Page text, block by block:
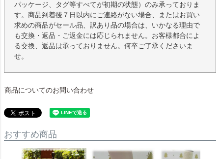
パッケージ、タグ等すべてが初期の状態）のみ承っておりま
す。商品到着後７日以内にご連絡がない場合、またはお買い
求めの商品がセール品、訳あり品の場合は、いかなる理由で
も交換・返品・ご返金には応じられません。お客様都合によ
る交換、返品は承っておりません。何卒ご了承くださいま
せ。
商品についてのお問い合わせ
おすすめ商品